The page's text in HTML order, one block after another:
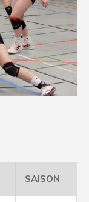
SAISON